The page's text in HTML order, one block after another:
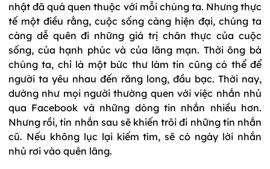
nhật đã quá quen thuộc với mỗi chúng ta. Nhưng thực
tế một điều rằng, cuộc sống càng hiện đại, chúng ta
càng dễ quên đi những giá trị chân thực của cuộc
sống, của hạnh phúc và của lãng mạn. Thời ông bà
chúng ta, chỉ là một bức thư làm tin cũng có thể để
người ta yêu nhau đến răng long, đầu bạc. Thời nay,
dường như mọi người thường quen với việc nhắn nhủ
qua Facebook và những dòng tin nhắn nhiều hơn.
Nhưng rồi, tin nhắn sau sẽ khiến trôi đi những tin nhắn
cũ. Nếu không lục lại kiếm tìm, sẽ có ngày lời nhắn
nhủ rơi vào quên lãng.